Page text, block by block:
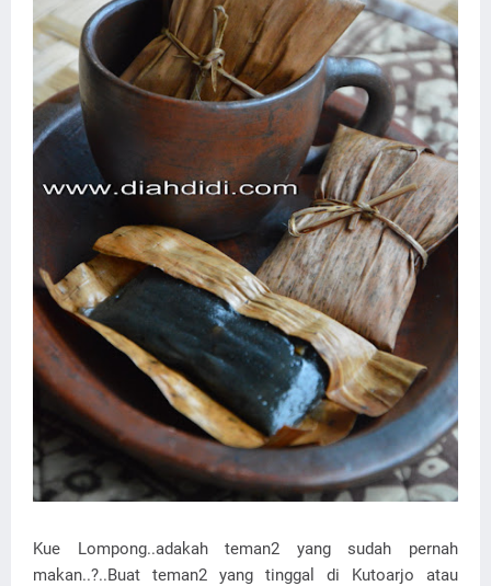
Kue Lompong..adakah teman2 yang sudah pernah
makan..?..Buat teman2 yang tinggal di Kutoarjo atau